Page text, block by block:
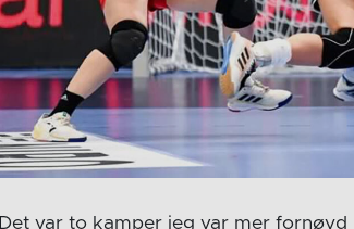
Det var to kamper jeg var mer